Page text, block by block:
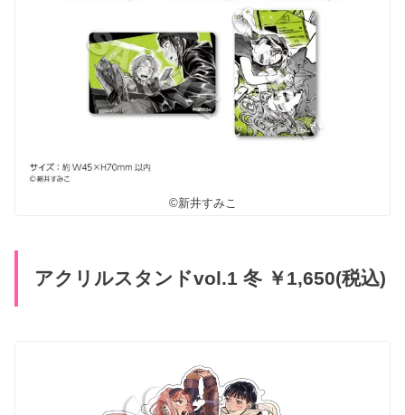
©新井すみこ
アクリルスタンドvol.1 冬 ￥1,650(税込)